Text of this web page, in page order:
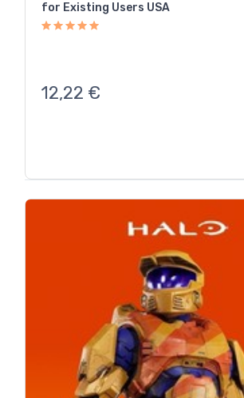
for Existing Users USA
12,22 €